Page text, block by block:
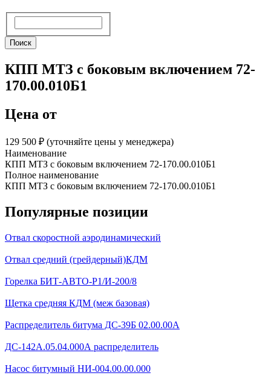
Поиск
КПП МТЗ с боковым включением 72-
170.00.010Б1
Цена от
129 500 ₽︁ (уточняйте цены у менеджера)
Наименование
КПП МТЗ с боковым включением 72-170.00.010Б1
Полное наименование
КПП МТЗ с боковым включением 72-170.00.010Б1
Популярные позиции
Отвал скоростной аэродинамический
Отвал средний (грейдерный)КДМ
Горелка БИТ-АВТО-Р1/И-200/8
Щетка средняя КДМ (меж базовая)
Распределитель битума ДС-39Б 02.00.00А
ДС-142А.05.04.000А распределитель
Насос битумный НИ-004.00.00.000